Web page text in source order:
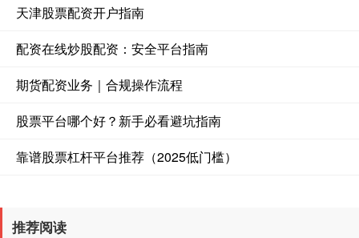
天津股票配资开户指南
配资在线炒股配资：安全平台指南
期货配资业务｜合规操作流程
股票平台哪个好？新手必看避坑指南
靠谱股票杠杆平台推荐（2025低门槛）
推荐阅读